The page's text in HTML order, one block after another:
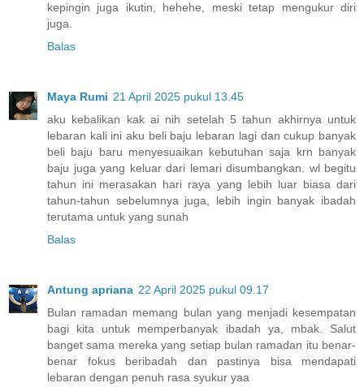
kepingin juga ikutin, hehehe, meski tetap mengukur diri
juga.
Balas
Maya Rumi 21 April 2025 pukul 13.45
aku kebalikan kak ai nih setelah 5 tahun akhirnya untuk
lebaran kali ini aku beli baju lebaran lagi dan cukup banyak
beli baju baru menyesuaikan kebutuhan saja krn banyak
baju juga yang keluar dari lemari disumbangkan. wl begitu
tahun ini merasakan hari raya yang lebih luar biasa dari
tahun-tahun sebelumnya juga, lebih ingin banyak ibadah
terutama untuk yang sunah
Balas
Antung apriana 22 April 2025 pukul 09.17
Bulan ramadan memang bulan yang menjadi kesempatan
bagi kita untuk memperbanyak ibadah ya, mbak. Salut
banget sama mereka yang setiap bulan ramadan itu benar-
benar fokus beribadah dan pastinya bisa mendapati
lebaran dengan penuh rasa syukur yaa